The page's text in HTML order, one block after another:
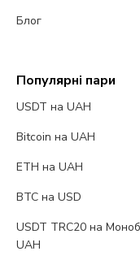
Блог
Популярні пари
USDT на UAH
Bitcoin на UAH
ETH на UAH
BTC на USD
USDT TRC20 на
UAH